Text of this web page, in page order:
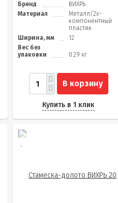
Бренд
ВИХРЬ
Материал
Металл/2х-
компонентный
пластик
Ширина, мм
12
Вес без
упаковки
0.29 кг
В корзину
Купить в 1 клик